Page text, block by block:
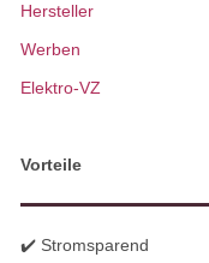
Hersteller
Werben
Elektro-VZ
Vorteile
✔️ Stromsparend